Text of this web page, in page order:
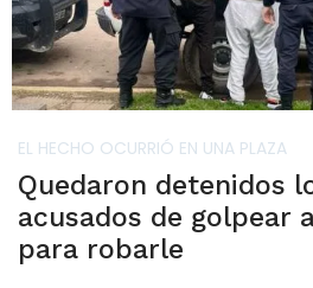
EL HECHO OCURRIÓ EN UNA PLAZA
Quedaron detenidos
acusados de golpear
para robarle